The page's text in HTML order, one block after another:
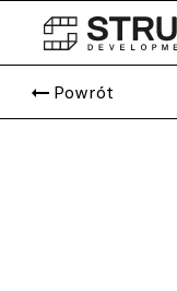
arrow_right_alt Powrót